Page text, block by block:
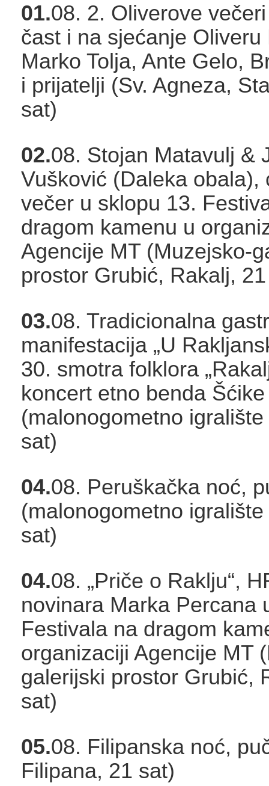
01.08. 2. Oliverove
čast i na sjećanje Oliveru
Marko Tolja, Ante Gelo,
i prijatelji (Sv. Agneza,
sat)
02.08. Stojan Matavulj &
Vušković (Daleka obala),
večer u sklopu 13.
dragom kamenu u
Agencije MT (Muzejsko-
prostor Grubić, Rakalj,
03.08. Tradicionalna
manifestacija „U
30. smotra folklora
koncert etno benda Šćike
(malonogometno
sat)
04.08. Peruškačka noć,
(malonogometno
sat)
04.08. „Priče o Raklju“,
novinara Marka Percana
Festivala na dragom
organizaciji Agencije MT
galerijski prostor Grubić,
sat)
05.08. Filipanska noć,
Filipana, 21 sat)